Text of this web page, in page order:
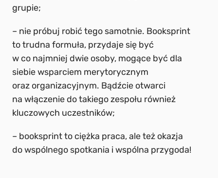
grupie;
– nie próbuj robić tego samotnie. Booksprint
to trudna formuła, przydaje się być
w co najmniej dwie osoby, mogące być dla
siebie wsparciem merytorycznym
oraz organizacyjnym. Bądźcie otwarci
na włączenie do takiego zespołu również
kluczowych uczestników;
– booksprint to ciężka praca, ale też okazja
do wspólnego spotkania i wspólna przygoda!